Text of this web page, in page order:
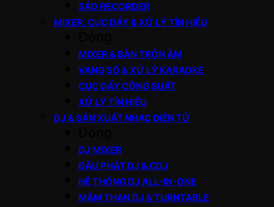
SÁO RECORDER
MIXER, CỤC ĐẨY & XỬ LÝ TÍN HIỆU
MIXER & BÀN TRỘN ÂM
VANG SỐ & XỬ LÝ KARAOKE
CỤC ĐẨY CÔNG SUẤT
XỬ LÝ TÍN HIỆU
DJ & SẢN XUẤT NHẠC ĐIỆN TỬ
DJ MIXER
ĐẦU PHÁT DJ & CDJ
HỆ THỐNG DJ ALL-IN-ONE
MÂM THAN DJ & TURNTABLE